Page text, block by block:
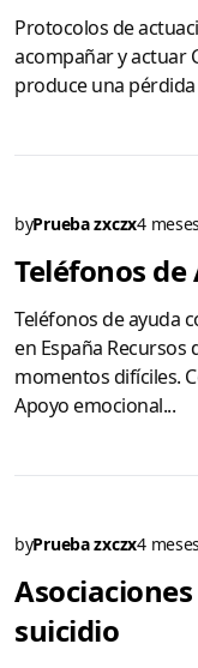
Protocolos de
acompañar y actuar
produce una
byPrueba zxczx4
Teléfonos
Teléfonos de ayuda
en España
momentos difíciles.
Apoyo emocional...
byPrueba zxczx4
suicidio